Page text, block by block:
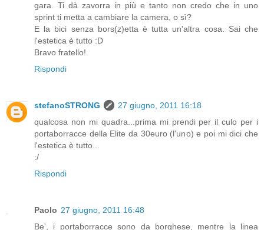
gara. Ti dà zavorra in più e tanto non credo che in uno
sprint ti metta a cambiare la camera, o sì?
E la bici senza bors(z)etta è tutta un'altra cosa. Sai che
l'estetica è tutto :D
Bravo fratello!
Rispondi
stefanoSTRONG
27 giugno, 2011 16:18
qualcosa non mi quadra...prima mi prendi per il culo per i
portaborracce della Elite da 30euro (l'uno) e poi mi dici che
l'estetica è tutto...
:/
Rispondi
Paolo 27 giugno, 2011 16:48
Be', i portaborracce sono da borghese, mentre la linea